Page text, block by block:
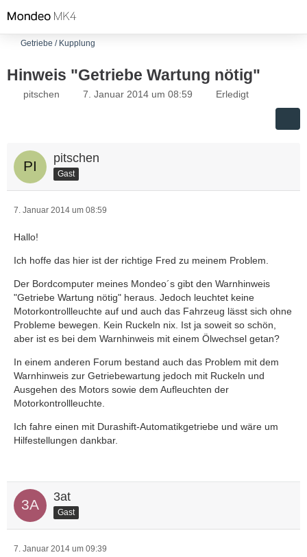
Getriebe / Kupplung
Hinweis "Getriebe Wartung nötig"
pitschen 7. Januar 2014 um 08:59 Erledigt
pitschen
Gast
7. Januar 2014 um 08:59
Hallo!
Ich hoffe das hier ist der richtige Fred zu meinem Problem.
Der Bordcomputer meines Mondeo´s gibt den Warnhinweis
"Getriebe Wartung nötig" heraus. Jedoch leuchtet keine
Motorkontrollleuchte auf und auch das Fahrzeug lässt sich ohne
Probleme bewegen. Kein Ruckeln nix. Ist ja soweit so schön,
aber ist es bei dem Warnhinweis mit einem Ölwechsel getan?
In einem anderen Forum bestand auch das Problem mit dem
Warnhinweis zur Getriebewartung jedoch mit Ruckeln und
Ausgehen des Motors sowie dem Aufleuchten der
Motorkontrollleuchte.
Ich fahre einen mit Durashift-Automatikgetriebe und wäre um
Hilfestellungen dankbar.
3at
Gast
7. Januar 2014 um 09:39